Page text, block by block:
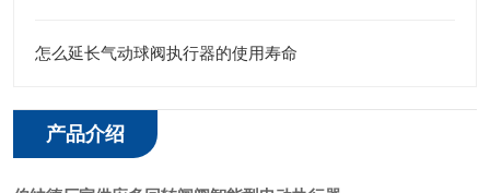
怎么延长气动球阀执行器的使用寿命
产品介绍